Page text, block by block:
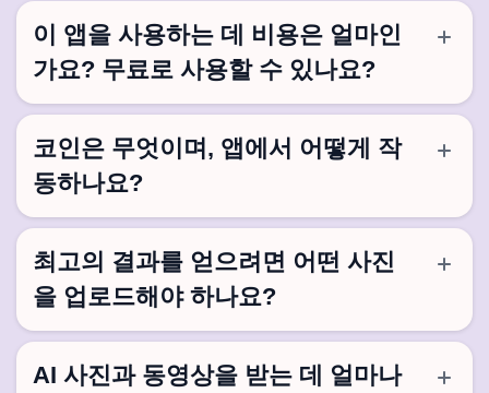
이 앱을 사용하는 데 비용은 얼마인
가요? 무료로 사용할 수 있나요?
코인은 무엇이며, 앱에서 어떻게 작
동하나요?
최고의 결과를 얻으려면 어떤 사진
을 업로드해야 하나요?
AI 사진과 동영상을 받는 데 얼마나